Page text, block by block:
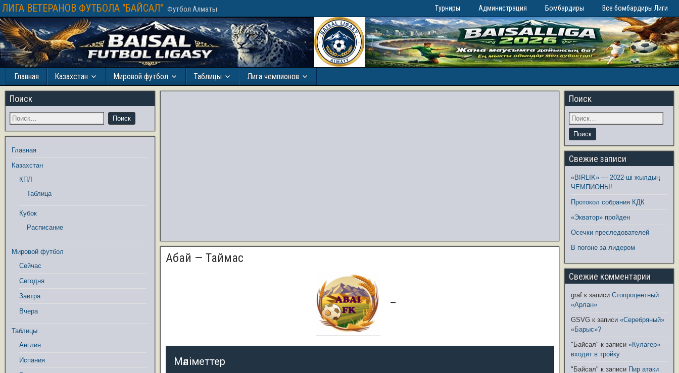
ЛИГА ВЕТЕРАНОВ ФУТБОЛА "БАЙСАЛ" Футбол Алматы Турниры Администрация Бомбардиры Все бомбардиры Лиги
Главная Казахстан Мировой футбол Таблицы Лига чемпионов
Абай — Таймас
—
Мәліметтер
Поиск
Главная
Казахстан
КПЛ
Таблица
Кубок
Расписание
Мировой футбол
Сейчас
Сегодня
Завтра
Вчера
Таблицы
Англия
Испания
Поиск
Свежие записи
«BIRLIK» — 2022-ші жылдың
ЧЕМПИОНЫ!
Протокол собрания КДК
«Экватор» пройден
Осечки преследователей
В погоне за лидером
Свежие комментарии
graf к записиСтопроцентный
«Арлан»
GSVG к записи«Серебряный»
«Барыс»?
"Байсал" к записи«Кулагер»
входит в тройку
"Байсал" к записи Пир атаки